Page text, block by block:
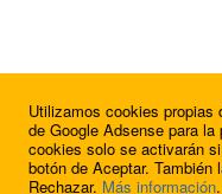
Utilizamos cookies
de Google Adsense para
cookies solo se activarán
botón de Aceptar.
Rechazar. Más información.